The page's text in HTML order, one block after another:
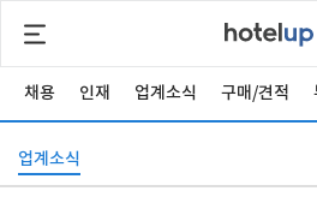
채용 인재 업계소식 구매/견적
업계소식